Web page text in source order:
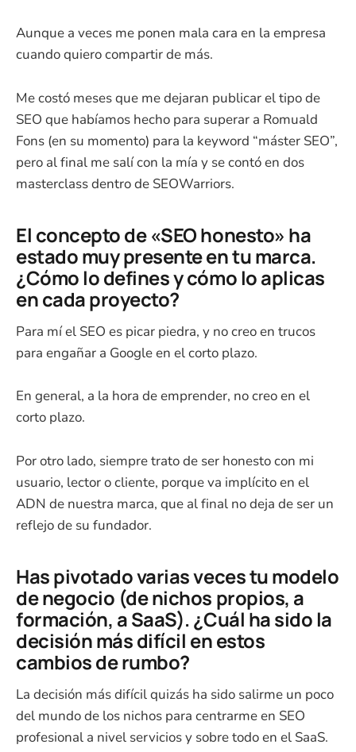
Aunque a veces me ponen mala cara en la empresa
cuando quiero compartir de más.
Me costó meses que me dejaran publicar el tipo de
SEO que habíamos hecho para superar a Romuald
Fons (en su momento) para la keyword “máster SEO”,
pero al final me salí con la mía y se contó en dos
masterclass dentro de SEOWarriors.
El concepto de «SEO honesto» ha
estado muy presente en tu marca.
¿Cómo lo defines y cómo lo aplicas
en cada proyecto?
Para mí el SEO es picar piedra, y no creo en trucos
para engañar a Google en el corto plazo.
En general, a la hora de emprender, no creo en el
corto plazo.
Por otro lado, siempre trato de ser honesto con mi
usuario, lector o cliente, porque va implícito en el
ADN de nuestra marca, que al final no deja de ser un
reflejo de su fundador.
Has pivotado varias veces tu modelo
de negocio (de nichos propios, a
formación, a SaaS). ¿Cuál ha sido la
decisión más difícil en estos
cambios de rumbo?
La decisión más difícil quizás ha sido salirme un poco
del mundo de los nichos para centrarme en SEO
profesional a nivel servicios y sobre todo en el SaaS.